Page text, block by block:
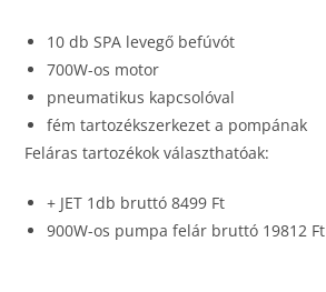
10 db SPA levegő befúvót
700W-os motor
pneumatikus kapcsolóval
fém tartozékszerkezet a pompának
Feláras tartozékok választhatóak:
+ JET 1db bruttó 8499 Ft
900W-os pumpa felár bruttó 19812 Ft